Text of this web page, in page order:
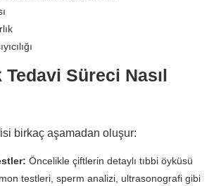
Süreci Nasıl
birkaç aşamadan oluşur:
Öncelikle çiftlerin detaylı tıbbi öyküsü
testleri, sperm analizi, ultrasonografi gibi